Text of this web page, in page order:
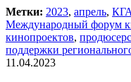
Метки: 2023, апрель,
Международный форум
кинопроектов,
поддержки
11.04.2023